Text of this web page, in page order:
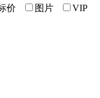
价 图片
VIP